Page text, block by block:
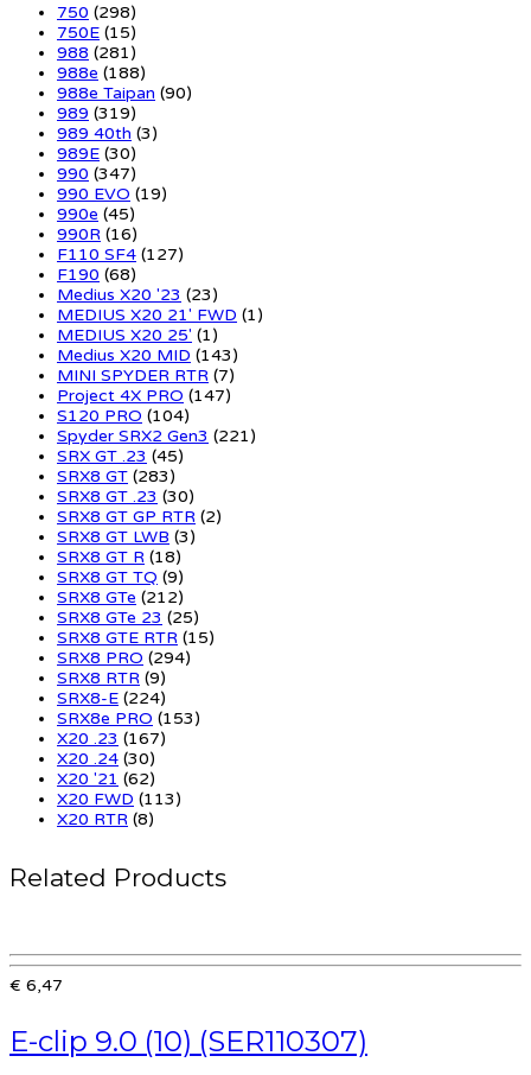
750 (298)
750E (15)
988 (281)
988e (188)
988e Taipan (90)
989 (319)
989 40th (3)
989E (30)
990 (347)
990 EVO (19)
990e (45)
990R (16)
F110 SF4 (127)
F190 (68)
Medius X20 '23 (23)
MEDIUS X20 21' FWD (1)
MEDIUS X20 25' (1)
Medius X20 MID (143)
MINI SPYDER RTR (7)
Project 4X PRO (147)
S120 PRO (104)
Spyder SRX2 Gen3 (221)
SRX GT .23 (45)
SRX8 GT (283)
SRX8 GT .23 (30)
SRX8 GT GP RTR (2)
SRX8 GT LWB (3)
SRX8 GT R (18)
SRX8 GT TQ (9)
SRX8 GTe (212)
SRX8 GTe 23 (25)
SRX8 GTE RTR (15)
SRX8 PRO (294)
SRX8 RTR (9)
SRX8-E (224)
SRX8e PRO (153)
X20 .23 (167)
X20 .24 (30)
X20 '21 (62)
X20 FWD (113)
X20 RTR (8)
Related Products
€ 6,47
E-clip 9.0 (10) (SER110307)